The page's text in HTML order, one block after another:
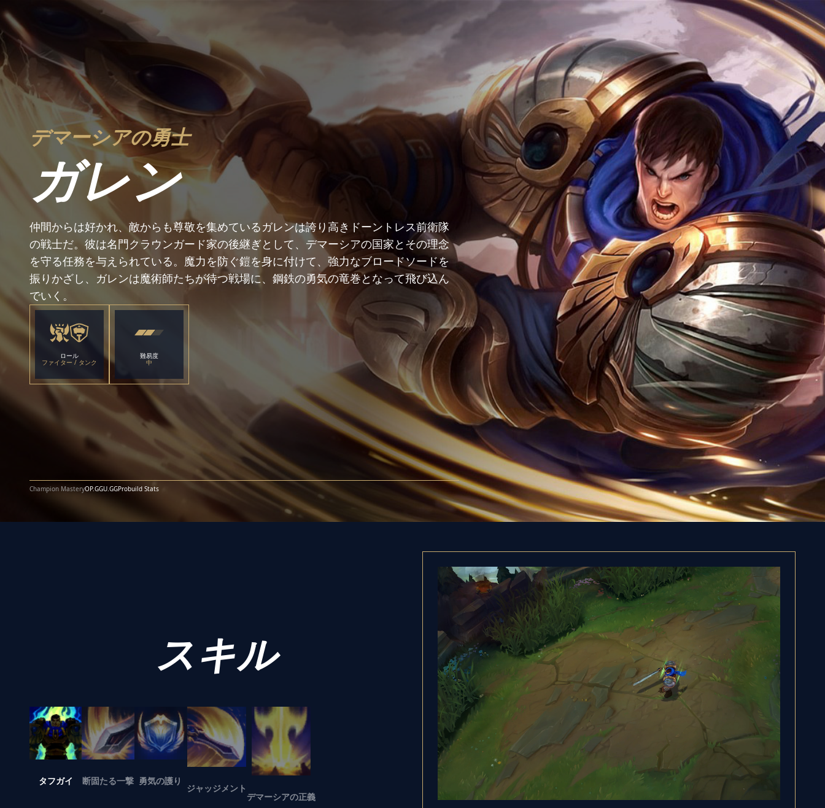
デマーシアの勇士
ガレン
仲間からは好かれ、敵からも尊敬を集めているガレンは誇り高きドーントレス前衛隊
の戦士だ。彼は名門クラウンガード家の後継ぎとして、デマーシアの国家とその理念
を守る任務を与えられている。魔力を防ぐ鎧を身に付けて、強力なブロードソードを
振りかざし、ガレンは魔術師たちが待つ戦場に、鋼鉄の勇気の竜巻となって飛び込ん
でいく。
ロール
ファイター / タンク
難易度
中
Champion MasteryOP.GGU.GGProbuild Stats
スキル
タフガイ 断固たる一撃 勇気の護り
ジャッジメント
デマーシアの正義